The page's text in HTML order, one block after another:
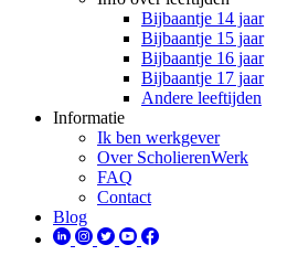
Bijbaantje 14 jaar
Bijbaantje 15 jaar
Bijbaantje 16 jaar
Bijbaantje 17 jaar
Andere leeftijden
Informatie
Ik ben werkgever
Over ScholierenWerk
FAQ
Contact
Blog